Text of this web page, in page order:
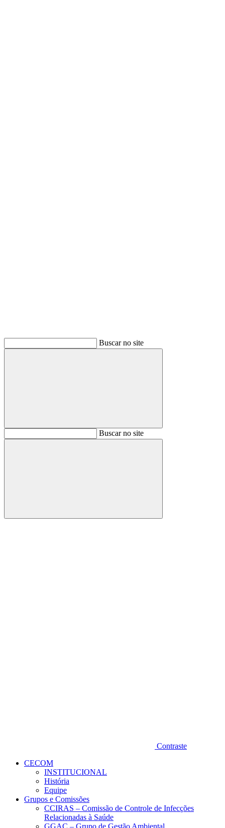
Buscar no site
BuscarBuscar no site
Buscar
Contraste
CECOM
INSTITUCIONAL
História
Equipe
Grupos e Comissões
CCIRAS – Comissão de Controle de Infecções
Relacionadas à Saúde
GGAC – Grupo de Gestão Ambiental